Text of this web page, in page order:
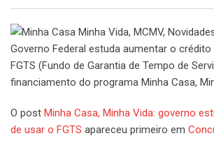
Governo Federal estuda aumentar o
FGTS (Fundo de Garantia de Tempo de
financiamento do programa Minha Casa,
O post Minha Casa, Minha Vida: governo
de usar o FGTS apareceu primeiro em